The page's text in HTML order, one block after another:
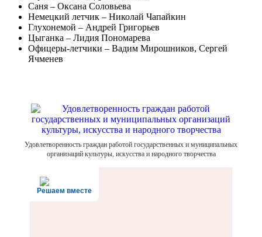
Саня – Оксана Соловьева
Немецкий летчик – Николай Чапайкин
Глухонемой – Андрей Григорьев
Цыганка – Лидия Пономарева
Офицеры-летчики – Вадим Мирошников, Сергей
Ячменев
Удовлетворенность граждан работой государственных и муниципальных
организаций культуры, искусства и народного творчества
Решаем вместе